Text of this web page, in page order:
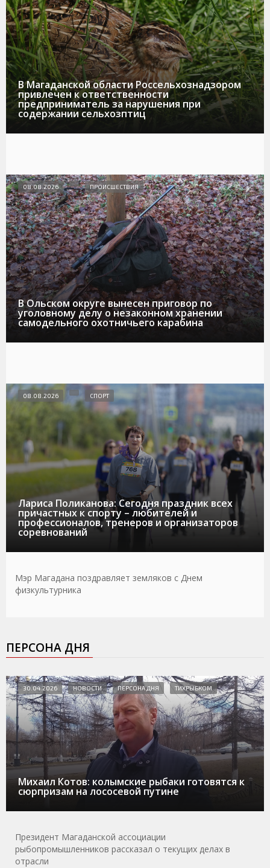
В Магаданской области Россельхознадзором
привлечен к ответственности
предприниматель за нарушения при
содержании сельхозптиц
В Ольском округе вынесен приговор по
уголовному делу о незаконном хранении
самодельного охотничьего карабина
08.08.2026 ПРОИСШЕСТВИЯ
Лариса Поликанова: Сегодня праздник всех
причастных к спорту – любителей и
профессионалов, тренеров и организаторов
соревнований
08.08.2026 СПОРТ
Мэр Магадана поздравляет земляков с Днем
физкультурника
ПЕРСОНА ДНЯ
Михаил Котов: колымские рыбаки готовятся к
сюрпризам на лососевой путине
30.04.2026 НОВОСТИ ПЕРСОНА ДНЯ ТИХРЫБКОМ
Президент Магаданской ассоциации
рыбопромышленников рассказал о текущих делах в
отрасли